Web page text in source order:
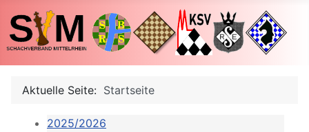
Aktuelle Seite: Startseite
2025/2026